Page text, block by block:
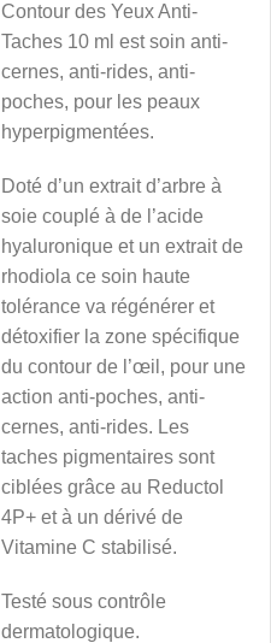
Contour des Yeux Anti-
Taches 10 ml est soin anti-
cernes, anti-rides, anti-
poches, pour les peaux
hyperpigmentées.
Doté d’un extrait d’arbre à
soie couplé à de l’acide
hyaluronique et un extrait de
rhodiola ce soin haute
tolérance va régénérer et
détoxifier la zone spécifique
du contour de l’œil, pour une
action anti-poches, anti-
cernes, anti-rides. Les
taches pigmentaires sont
ciblées grâce au Reductol
4P+ et à un dérivé de
Vitamine C stabilisé.
Testé sous contrôle
dermatologique.